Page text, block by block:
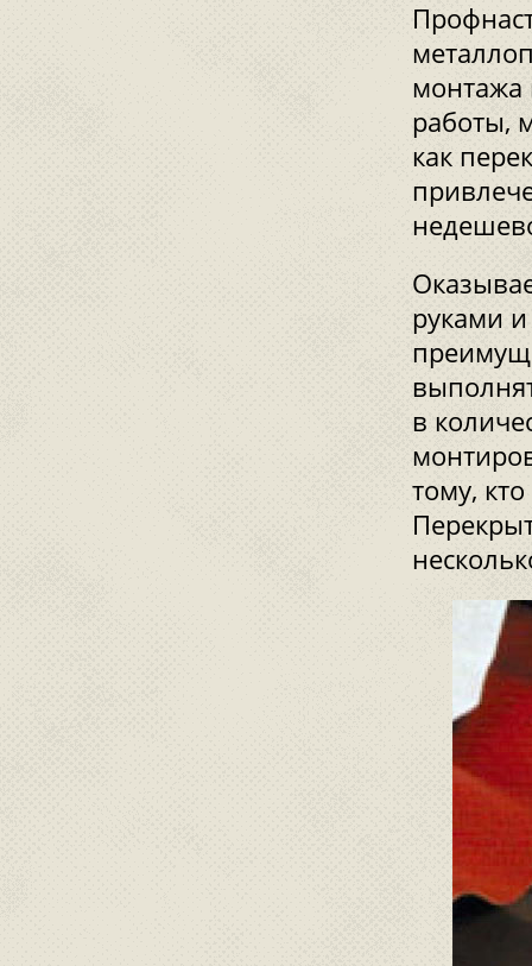
монтажа
работы,
как
руками
в
тому,